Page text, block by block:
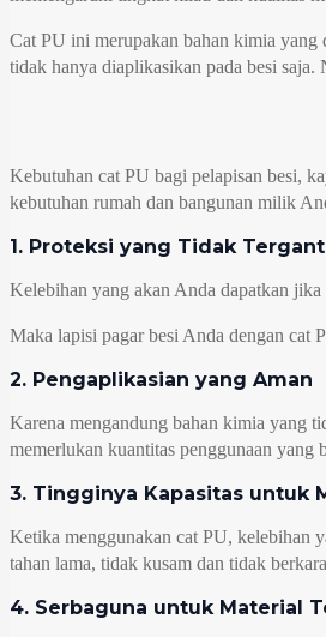
Cat PU ini merupakan bahan kimia yang
tidak hanya diaplikasikan pada besi
Kebutuhan cat PU bagi pelapisan besi,
kebutuhan rumah dan bangunan milik
1. Proteksi yang Tidak
Kelebihan yang akan Anda dapatkan
Maka lapisi pagar besi Anda dengan cat
2. Pengaplikasian yang Aman
Karena mengandung bahan kimia yang
memerlukan kuantitas penggunaan
3. Tingginya Kapasitas untuk
Ketika menggunakan cat PU, kelebihan
tahan lama, tidak kusam dan tidak
4. Serbaguna untuk Material